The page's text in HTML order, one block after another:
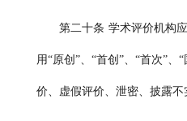
第二十条 学术评价机构
用“原创”、“首创”、“首次”
价、虚假评价、泄密、披露